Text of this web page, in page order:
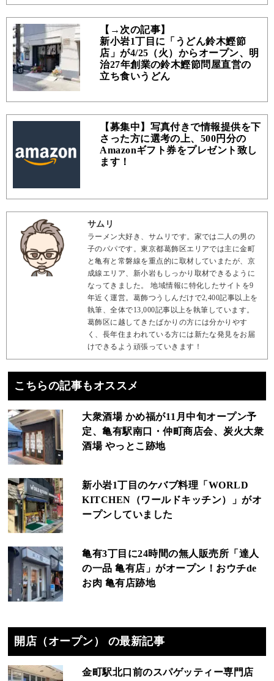
【→次の記事】
新小岩1丁目に「うどん鈴木鰹節
店」が4/25（火）からオープン、明
治27年創業の鈴木鰹節問屋直営の
立ち食いうどん
【募集中】写真付きで情報提供を下
さった方に選考の上、500円分の
Amazonギフト券をプレゼント致し
ます！
サムリ
ラーメン大好き、サムリです。家では二人の男の
子のパパです。東京都葛飾区エリアでは主に金町
と亀有と常磐線を重点的に取材していまたが、京
成線エリア、新小岩もしっかり取材できるように
なってきました。 地域情報に特化したサイトを9
年近く運営。葛飾つうしんだけで2,400記事以上を
執筆、全体で13,000記事以上を執筆しています。
葛飾区に越してきたばかりの方には分かりやす
く、長年住まわれている方には新たな発見をお届
けできるよう頑張っていきます！
こちらの記事もオススメ
大衆酒場 かめ福が11月中旬オープン予
定、亀有駅南口・仲町商店会、炭火大衆
酒場 やっとこ跡地
新小岩1丁目のケバブ料理「WORLD
KITCHEN（ワールドキッチン）」がオ
ープンしていました
亀有3丁目に24時間の無人販売所「達人
の一品 亀有店」がオープン！おウチde
お肉 亀有店跡地
開店（オープン） の最新記事
金町駅北口前のスパゲッティー専門店